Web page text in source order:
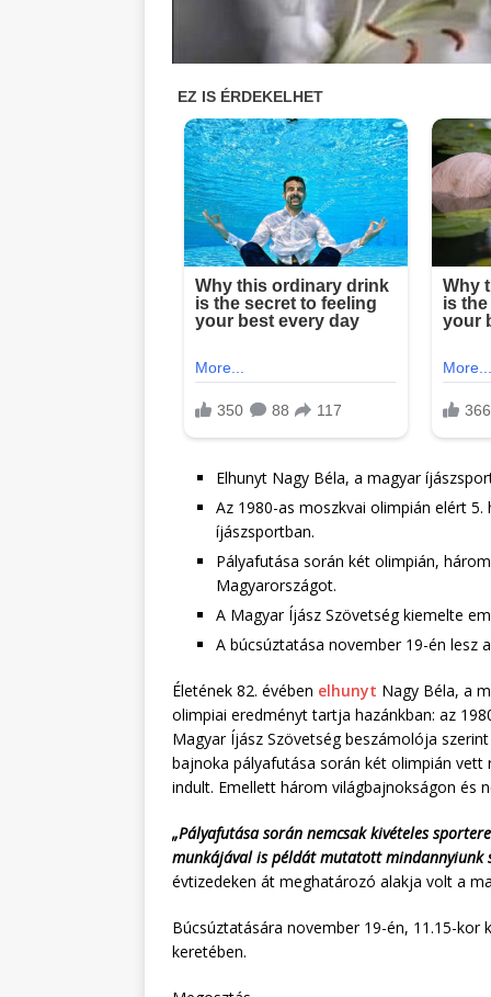
Elhunyt Nagy Béla, a magyar
Az 1980-as moszkvai olimpián elért
íjászsportban.
Pályafutása során két olimpián,
Magyarországot.
A Magyar Íjász Szövetség kiemelte
A búcsúztatása november 19-én lesz
Életének 82. évében elhunyt Nagy Béla, a
olimpiai eredményt tartja hazánkban: az
Magyar Íjász Szövetség beszámolója
bajnoka pályafutása során két olimpián
indult. Emellett három világbajnokságon és
„Pályafutása során nemcsak kivételes
munkájával is példát mutatott mindannyiunk
évtizedeken át meghatározó alakja volt a
Búcsúztatására november 19-én, 11.15-
keretében.